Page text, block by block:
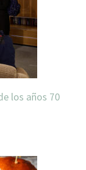
los años 70